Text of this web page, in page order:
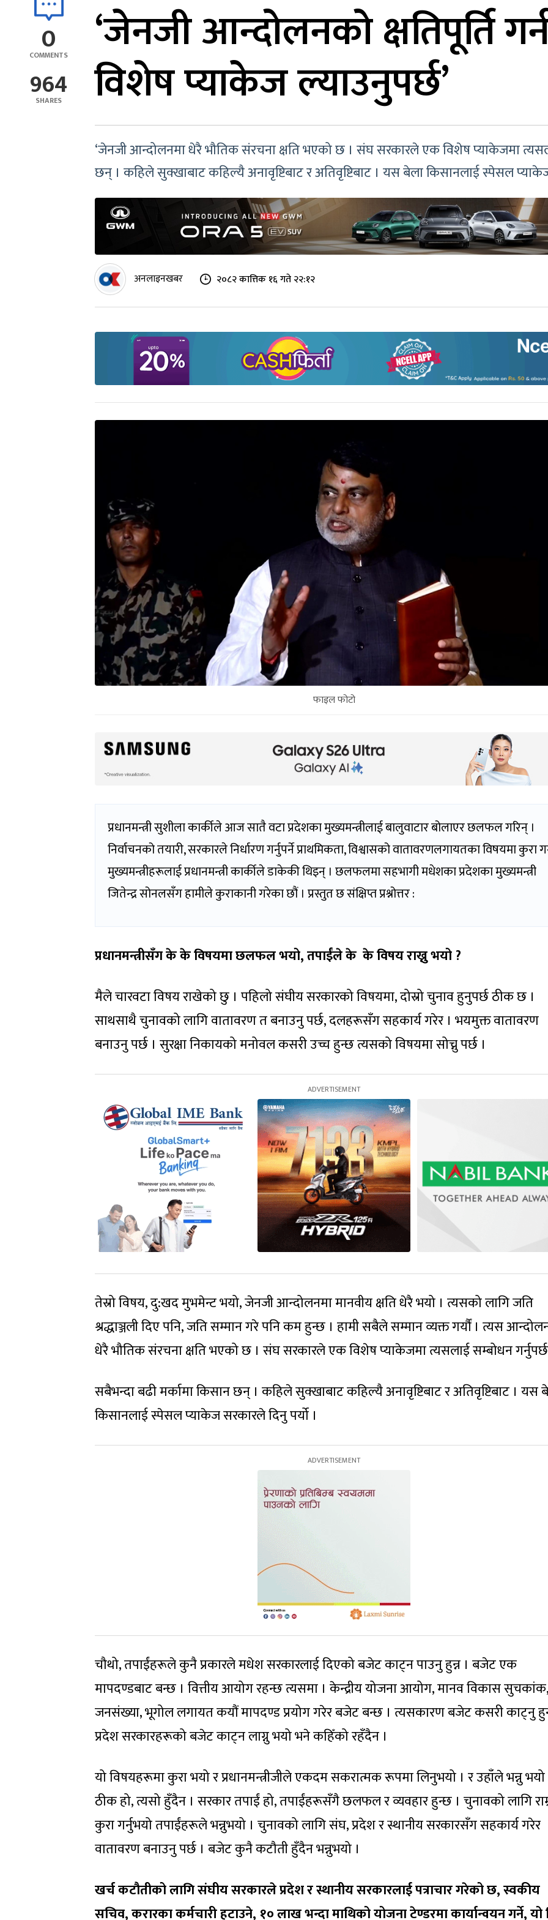
0
COMMENTS
964
SHARES
‘जेनजी आन्दोलनको क्षतिपूर्ति
विशेष प्याकेज ल्याउनुपर्छ’
‘जेनजी आन्दोलनमा धेरै भौतिक संरचना क्षति भएको छ । संघ सरकारले एक विशेष प्याकेजमा
छन् । कहिले सुक्खाबाट कहिल्यै अनावृष्टिबाट र अतिवृष्टिबाट । यस बेला किसानलाई स्पेसल
अनलाइनखबर २०८२ कात्तिक १६ गते २२:१२
फाइल फोटो
प्रधानमन्त्री सुशीला कार्कीले आज सातै वटा प्रदेशका मुख्यमन्त्रीलाई बालुवाटार बोलाएर छलफल गरिन् ।
निर्वाचनको तयारी, सरकारले निर्धारण गर्नुपर्ने प्राथमिकता, विश्वासको वातावरणलगायतका विषयमा कुरा
मुख्यमन्त्रीहरूलाई प्रधानमन्त्री कार्कीले डाकेकी थिइन् । छलफलमा सहभागी मधेशका प्रदेशका मुख्यमन्त्री
जितेन्द्र सोनलसँग हामीले कुराकानी गरेका छौं । प्रस्तुत छ संक्षिप्त प्रश्नोत्तर :
प्रधानमन्त्रीसँग के के विषयमा छलफल भयो, तपाईंले के के विषय राख्नु भयो ?
मैले चारवटा विषय राखेको छु । पहिलो संघीय सरकारको विषयमा, दोस्रो चुनाव हुनुपर्छ ठीक छ ।
साथसाथै चुनावको लागि वातावरण त बनाउनु पर्छ, दलहरूसँग सहकार्य गरेर । भयमुक्त वातावरण
बनाउनु पर्छ । सुरक्षा निकायको मनोवल कसरी उच्च हुन्छ त्यसको विषयमा सोच्नु पर्छ ।
तेस्रो विषय, दु:खद मुभमेन्ट भयो, जेनजी आन्दोलनमा मानवीय क्षति धेरै भयो । त्यसको लागि जति
श्रद्धाञ्जली दिए पनि, जति सम्मान गरे पनि कम हुन्छ । हामी सबैले सम्मान व्यक्त गर्यौं । त्यस
धेरै भौतिक संरचना क्षति भएको छ । संघ सरकारले एक विशेष प्याकेजमा त्यसलाई सम्बोधन
सबैभन्दा बढी मर्कामा किसान छन् । कहिले सुक्खाबाट कहिल्यै अनावृष्टिबाट र अतिवृष्टिबाट । यस
किसानलाई स्पेसल प्याकेज सरकारले दिनु पर्यो ।
चौथो, तपाईंहरूले कुनै प्रकारले मधेश सरकारलाई दिएको बजेट काट्न पाउनु हुन्न । बजेट एक
मापदण्डबाट बन्छ । वित्तीय आयोग रहन्छ त्यसमा । केन्द्रीय योजना आयोग, मानव विकास सुचकांक,
जनसंख्या, भूगोल लगायत कयौं मापदण्ड प्रयोग गरेर बजेट बन्छ । त्यसकारण बजेट कसरी काट्नु
प्रदेश सरकारहरूको बजेट काट्न लाग्नु भयो भने कहिँको रहँदैन ।
यो विषयहरूमा कुरा भयो र प्रधानमन्त्रीजीले एकदम सकरात्मक रूपमा लिनुभयो । र उहाँले भन्नु भयो
ठीक हो, त्यसो हुँदैन । सरकार तपाईं हो, तपाईंहरूसँगै छलफल र व्यवहार हुन्छ । चुनावको लागि
कुरा गर्नुभयो तपाईंहरूले भन्नुभयो । चुनावको लागि संघ, प्रदेश र स्थानीय सरकारसँग सहकार्य गरेर
वातावरण बनाउनु पर्छ । बजेट कुनै कटौती हुँदैन भन्नुभयो ।
खर्च कटौतीको लागि संघीय सरकारले प्रदेश र स्थानीय सरकारलाई पत्राचार गरेको छ, स्वकीय
सचिव, करारका कर्मचारी हटाउने, १० लाख भन्दा माथिको योजना टेण्डरमा कार्यान्वयन गर्ने,